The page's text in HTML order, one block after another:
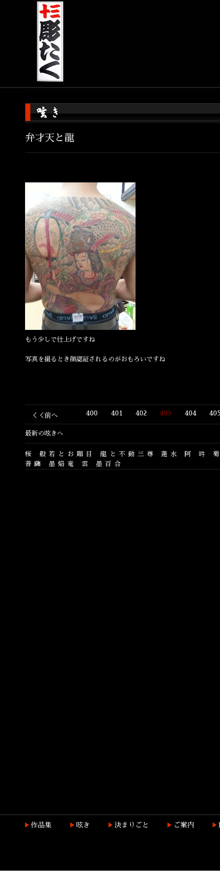
弁才天と龍
もう少しで仕上げですね
写真を撮るとき顔認証されるのがおもろいですね
＜＜前へ 400 401 402 403 404
最新の呟きへ
桜 般若とお題目 龍と不動三尊 蓮水 阿 吽
菩薩
墨焔竜 雲 墨百合
作品集 呟き 決まりごと ご案内